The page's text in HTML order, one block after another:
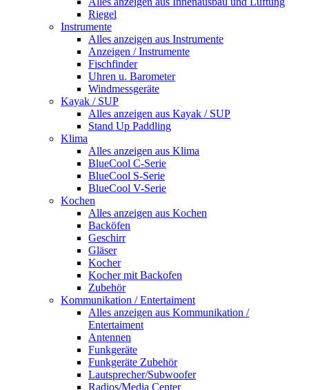
Riegel
Instrumente
Alles anzeigen aus Instrumente
Anzeigen / Instrumente
Fischfinder
Uhren u. Barometer
Windmessgeräte
Kayak / SUP
Alles anzeigen aus Kayak / SUP
Stand Up Paddling
Klima
Alles anzeigen aus Klima
BlueCool C-Serie
BlueCool S-Serie
BlueCool V-Serie
Kochen
Alles anzeigen aus Kochen
Backöfen
Geschirr
Gläser
Kocher
Kocher mit Backofen
Zubehör
Kommunikation / Entertaiment
Alles anzeigen aus Kommunikation /
Entertaiment
Antennen
Funkgeräte
Funkgeräte Zubehör
Lautsprecher/Subwoofer
Radios/Media Center